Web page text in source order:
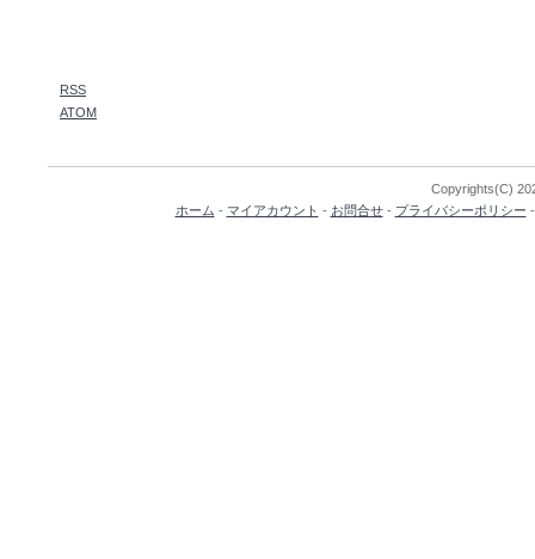
RSS
ATOM
Copyrights(C)
ホーム - マイアカウント - お問合せ- プライバシーポリシー